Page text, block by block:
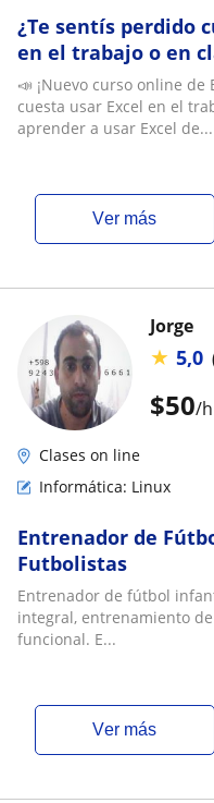
¿Te sentís perdido
en el trabajo o en
📣 ¡Nuevo curso online de
cuesta usar Excel en el
aprender a usar Excel de...
ver más
$50/h
Jorge
★ 5,0
Clases on line
Informática: Linux
Entrenador de
Futbolistas
Entrenador de fútbol
integral, entrenamiento
funcional. E...
ver más